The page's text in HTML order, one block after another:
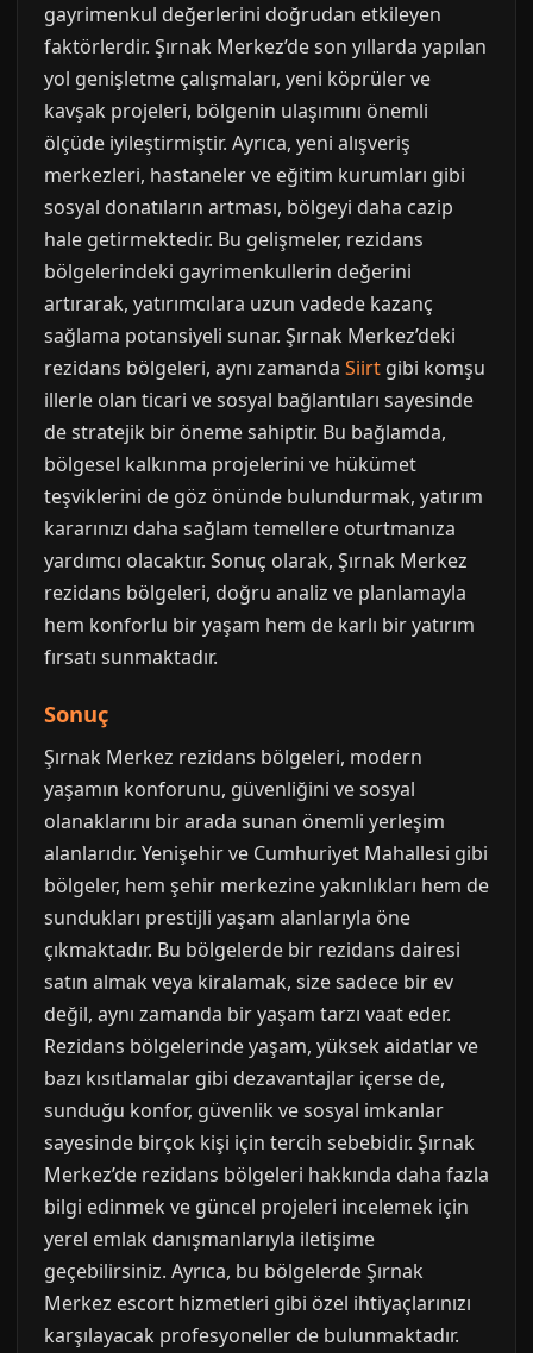
gayrimenkul değerlerini doğrudan etkileyen
faktörlerdir. Şırnak Merkez’de son yıllarda yapılan
yol genişletme çalışmaları, yeni köprüler ve
kavşak projeleri, bölgenin ulaşımını önemli
ölçüde iyileştirmiştir. Ayrıca, yeni alışveriş
merkezleri, hastaneler ve eğitim kurumları gibi
sosyal donatıların artması, bölgeyi daha cazip
hale getirmektedir. Bu gelişmeler, rezidans
bölgelerindeki gayrimenkullerin değerini
artırarak, yatırımcılara uzun vadede kazanç
sağlama potansiyeli sunar. Şırnak Merkez’deki
rezidans bölgeleri, aynı zamanda Siirt gibi komşu
illerle olan ticari ve sosyal bağlantıları sayesinde
de stratejik bir öneme sahiptir. Bu bağlamda,
bölgesel kalkınma projelerini ve hükümet
teşviklerini de göz önünde bulundurmak, yatırım
kararınızı daha sağlam temellere oturtmanıza
yardımcı olacaktır. Sonuç olarak, Şırnak Merkez
rezidans bölgeleri, doğru analiz ve planlamayla
hem konforlu bir yaşam hem de karlı bir yatırım
fırsatı sunmaktadır.
Sonuç
Şırnak Merkez rezidans bölgeleri, modern
yaşamın konforunu, güvenliğini ve sosyal
olanaklarını bir arada sunan önemli yerleşim
alanlarıdır. Yenişehir ve Cumhuriyet Mahallesi gibi
bölgeler, hem şehir merkezine yakınlıkları hem de
sundukları prestijli yaşam alanlarıyla öne
çıkmaktadır. Bu bölgelerde bir rezidans dairesi
satın almak veya kiralamak, size sadece bir ev
değil, aynı zamanda bir yaşam tarzı vaat eder.
Rezidans bölgelerinde yaşam, yüksek aidatlar ve
bazı kısıtlamalar gibi dezavantajlar içerse de,
sunduğu konfor, güvenlik ve sosyal imkanlar
sayesinde birçok kişi için tercih sebebidir. Şırnak
Merkez’de rezidans bölgeleri hakkında daha fazla
bilgi edinmek ve güncel projeleri incelemek için
yerel emlak danışmanlarıyla iletişime
geçebilirsiniz. Ayrıca, bu bölgelerde Şırnak
Merkez escort hizmetleri gibi özel ihtiyaçlarınızı
karşılayacak profesyoneller de bulunmaktadır.